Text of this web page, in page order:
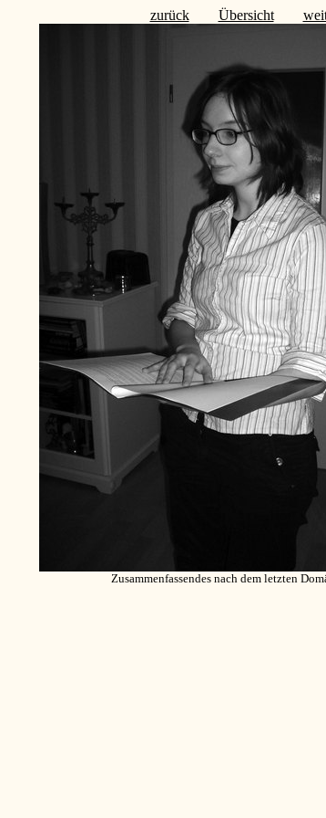
zurück Übersicht
Zusammenfassendes nach dem letzten